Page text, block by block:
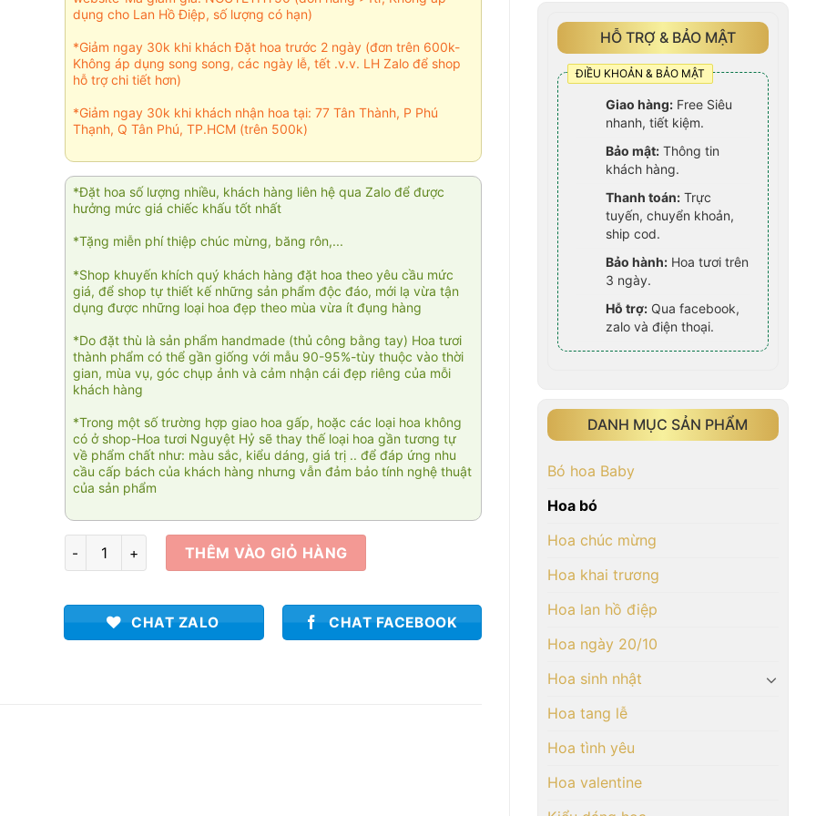
HỖ TRỢ & BẢO MẬT
ĐIỀU KHOẢN & BẢO MẬT
Giao hàng: Free Siêu
nhanh, tiết kiệm.
Bảo mật: Thông tin
khách hàng.
Thanh toán: Trực
tuyến, chuyển khoản,
ship cod.
Bảo hành: Hoa tươi trên
3 ngày.
Hỗ trợ: Qua facebook,
zalo và điện thoại.
DANH MỤC SẢN PHẨM
Bó hoa Baby
Hoa bó
Hoa chúc mừng
Hoa khai trương
Hoa lan hồ điệp
Hoa ngày 20/10
Hoa sinh nhật
Hoa tang lễ
Hoa tình yêu
Hoa valentine
dụng cho Lan Hồ Điệp, số lượng có hạn)
*Giảm ngay 30k khi khách Đặt hoa trước 2 ngày (đơn trên 600k-
Không áp dụng song song, các ngày lễ, tết .v.v. LH Zalo để shop
hỗ trợ chi tiết hơn)
*Giảm ngay 30k khi khách nhận hoa tại: 77 Tân Thành, P Phú
Thạnh, Q Tân Phú, TP.HCM (trên 500k)
*Đặt hoa số lượng nhiều, khách hàng liên hệ qua Zalo để được
hưởng mức giá chiếc khấu tốt nhất
*Tặng miễn phí thiệp chúc mừng, băng rôn,...
*Shop khuyến khích quý khách hàng đặt hoa theo yêu cầu mức
giá, để shop tự thiết kế những sản phẩm độc đáo, mới lạ vừa tận
dụng được những loại hoa đẹp theo mùa vừa ít đụng hàng
*Do đặt thù là sản phẩm handmade (thủ công bằng tay) Hoa tươi
thành phẩm có thể gần giống với mẫu 90-95%-tùy thuộc vào thời
gian, mùa vụ, góc chụp ảnh và cảm nhận cái đẹp riêng của mỗi
khách hàng
*Trong một số trường hợp giao hoa gấp, hoặc các loại hoa không
có ở shop-Hoa tươi Nguyệt Hỷ sẽ thay thế loại hoa gần tương tự
về phẩm chất như: màu sắc, kiểu dáng, giá trị .. để đáp ứng nhu
cầu cấp bách của khách hàng nhưng vẫn đảm bảo tính nghệ thuật
của sản phẩm
Nụ hồng cho em 003 số lượngTHÊM VÀO GIỎ HÀNG
CHAT ZALO CHAT FACEBOOK